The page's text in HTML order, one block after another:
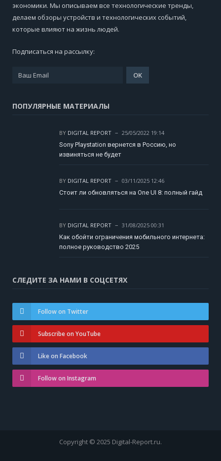
экономики. Мы описываем все технологические тренды,
делаем обзоры устройств и технологических событий,
которые влияют на жизнь людей.
Подписаться на рассылку:
ПОПУЛЯРНЫЕ МАТЕРИАЛЫ
BY DIGITAL REPORT
25/05/2022 19:14
Sony Playstation вернется в Россию, но
извиняться не будет
BY DIGITAL REPORT
03/11/2025 12:46
Стоит ли обновляться на One UI 8: полный гайд
BY DIGITAL REPORT
31/08/2025 00:31
Как обойти ограничения мобильного интернета:
полное руководство 2025
СЛЕДИТЕ ЗА НАМИ В СОЦСЕТЯХ
Follow on Twitter
Subscribe on YouTube
Like on Facebook
Follow on Instagram
Copyright © 2025 Digital-Report.ru.